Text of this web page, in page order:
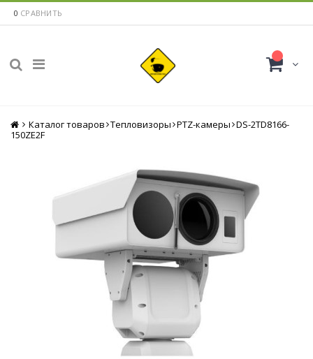
0 СРАВНИТЬ
Главная
Каталог товаров Тепловизоры PTZ-камеры DS-2TD8166-
150ZE2F